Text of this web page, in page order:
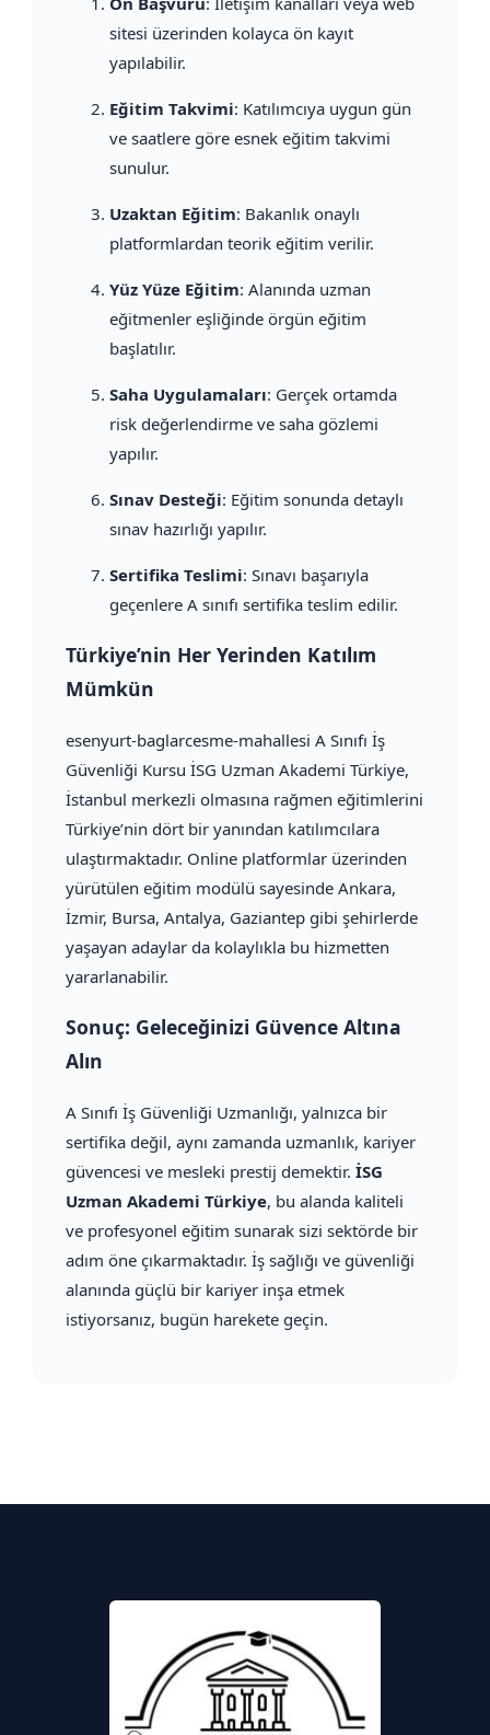
sitesi üzerinden kolayca ön kayıt
yapılabilir.
Eğitim Takvimi: Katılımcıya uygun gün
ve saatlere göre esnek eğitim takvimi
sunulur.
Uzaktan Eğitim: Bakanlık onaylı
platformlardan teorik eğitim verilir.
Yüz Yüze Eğitim: Alanında uzman
eğitmenler eşliğinde örgün eğitim
başlatılır.
Saha Uygulamaları: Gerçek ortamda
risk değerlendirme ve saha gözlemi
yapılır.
Sınav Desteği: Eğitim sonunda detaylı
sınav hazırlığı yapılır.
Sertifika Teslimi: Sınavı başarıyla
geçenlere A sınıfı sertifika teslim edilir.
Türkiye’nin Her Yerinden Katılım
Mümkün
esenyurt-baglarcesme-mahallesi A Sınıfı İş
Güvenliği Kursu İSG Uzman Akademi Türkiye,
İstanbul merkezli olmasına rağmen eğitimlerini
Türkiye’nin dört bir yanından katılımcılara
ulaştırmaktadır. Online platformlar üzerinden
yürütülen eğitim modülü sayesinde Ankara,
İzmir, Bursa, Antalya, Gaziantep gibi şehirlerde
yaşayan adaylar da kolaylıkla bu hizmetten
yararlanabilir.
Sonuç: Geleceğinizi Güvence Altına
Alın
A Sınıfı İş Güvenliği Uzmanlığı, yalnızca bir
sertifika değil, aynı zamanda uzmanlık, kariyer
güvencesi ve mesleki prestij demektir. İSG
Uzman Akademi Türkiye, bu alanda kaliteli
ve profesyonel eğitim sunarak sizi sektörde bir
adım öne çıkarmaktadır. İş sağlığı ve güvenliği
alanında güçlü bir kariyer inşa etmek
istiyorsanız, bugün harekete geçin.